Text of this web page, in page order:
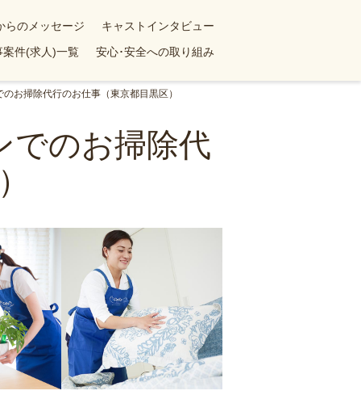
らのメッセージ
キャストインタビュー
案件(求人)一覧 安心･安全への取り組み
お掃除代行のお仕事（東京都目黒区）
でのお掃除代